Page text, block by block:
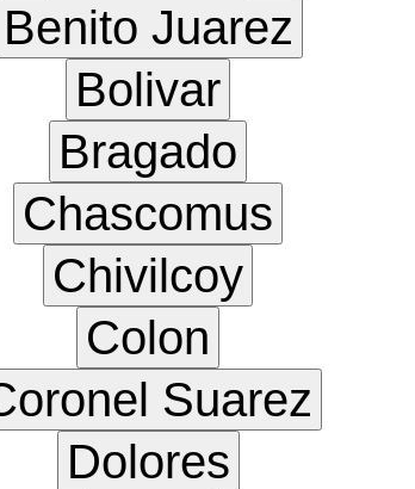
Benito Juarez
Bolivar
Bragado
Chascomus
Chivilcoy
Colon
Suarez
Dolores